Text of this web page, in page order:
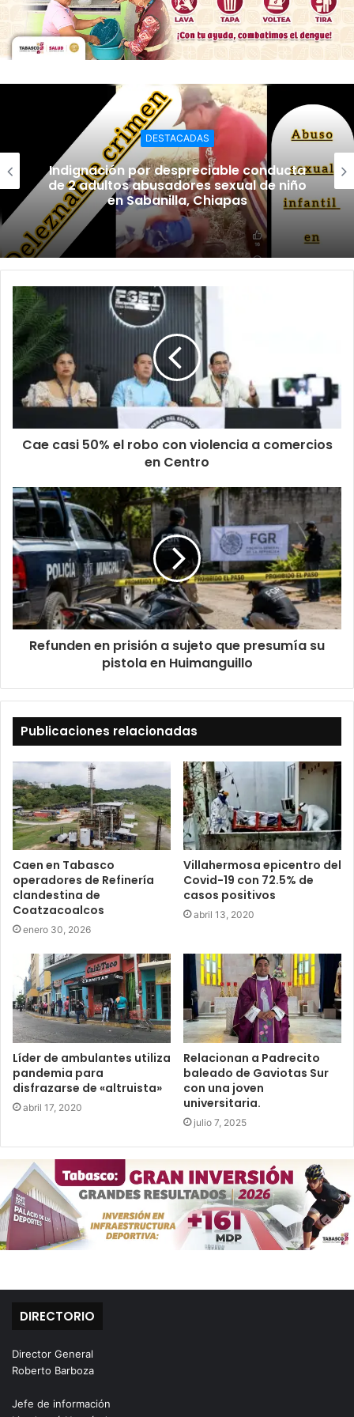
DESTACADAS
Indignación por despreciable conducta
de 2 adultos abusadores sexual de niño
en Sabanilla, Chiapas
Cae casi 50% el robo con violencia a comercios
en Centro
Refunden en prisión a sujeto que presumía su
pistola en Huimanguillo
Publicaciones relacionadas
Caen en Tabasco
operadores de Refinería
clandestina de
Coatzacoalcos
enero 30, 2026
Villahermosa epicentro del
Covid-19 con 72.5% de
casos positivos
abril 13, 2020
Líder de ambulantes utiliza
pandemia para
disfrazarse de «altruista»
abril 17, 2020
Relacionan a Padrecito
baleado de Gaviotas Sur
con una joven
universitaria.
julio 7, 2025
DIRECTORIO
Director General
Roberto Barboza
Jefe de información